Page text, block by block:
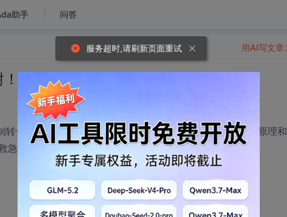
助手 问答
十进制，包含两位小数，实在是搞不定了，要求程序段、原理和
急了，非诚勿扰！
用AI写文章
服务超时,请刷新页面重试